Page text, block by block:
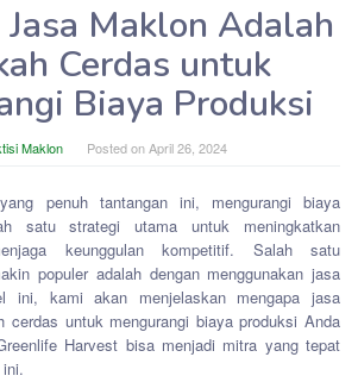
Maklon Adalah
Cerdas untuk
Biaya Produksi
Maklon Posted onApril 26, 2024
penuh tantangan ini, mengurangi biaya
satu strategi utama untuk meningkatkan
keunggulan kompetitif. Salah satu
populer adalah dengan menggunakan jasa
ini, kami akan menjelaskan mengapa jasa
cerdas untuk mengurangi biaya produksi Anda
Harvest bisa menjadi mitra yang tepat